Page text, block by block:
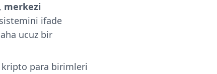
, merkezi
ifade
ucuz bir
kripto para birimleri